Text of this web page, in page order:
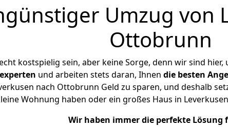
Umzug von
Ottobrunn
kostspielig sein, aber keine Sorge, denn wir sind hier,
und arbeiten stets daran, Ihnen die besten
nach Ottobrunn Geld zu sparen, und deshalb
Wohnung haben oder ein großes Haus in
Wir haben immer die perfekte Lösung